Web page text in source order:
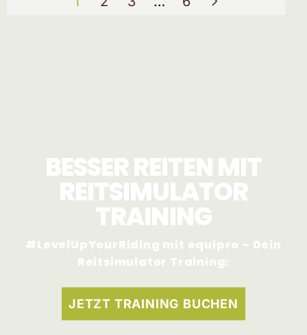
BESSER REITEN MIT
REITSIMULATOR
TRAINING
#LevelUpYourRiding mit equipro – Dein
Reitsimulator Training:
JETZT TRAINING BUCHEN